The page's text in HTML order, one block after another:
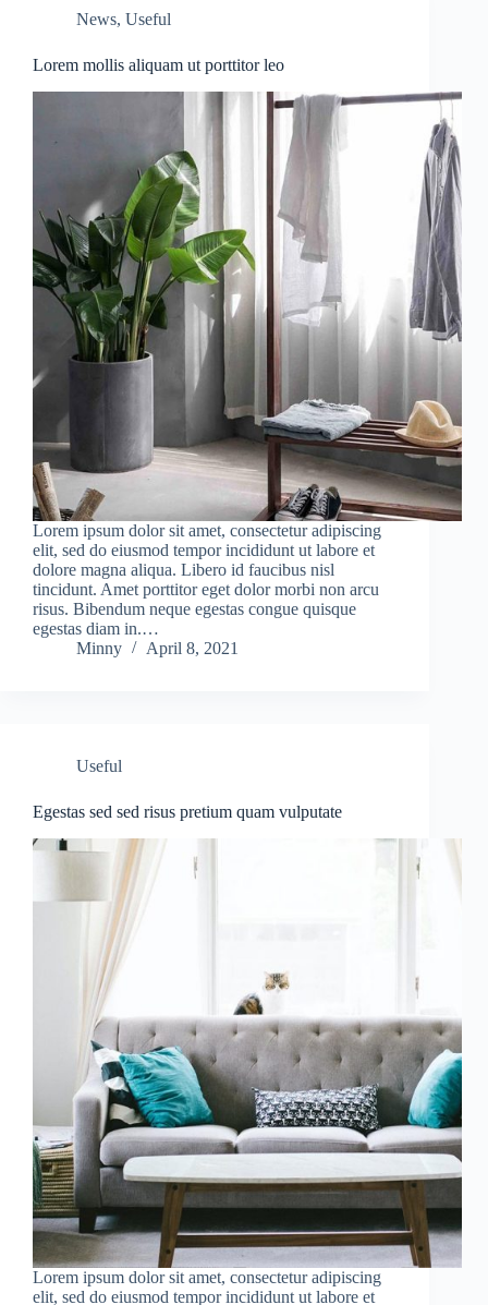
News, Useful
Lorem mollis aliquam ut porttitor leo
Lorem ipsum dolor sit amet, consectetur adipiscing
elit, sed do eiusmod tempor incididunt ut labore et
dolore magna aliqua. Libero id faucibus nisl
tincidunt. Amet porttitor eget dolor morbi non arcu
risus. Bibendum neque egestas congue quisque
egestas diam in.…
Minny
April 8, 2021
Useful
Egestas sed sed risus pretium quam vulputate
Lorem ipsum dolor sit amet, consectetur adipiscing
elit, sed do eiusmod tempor incididunt ut labore et